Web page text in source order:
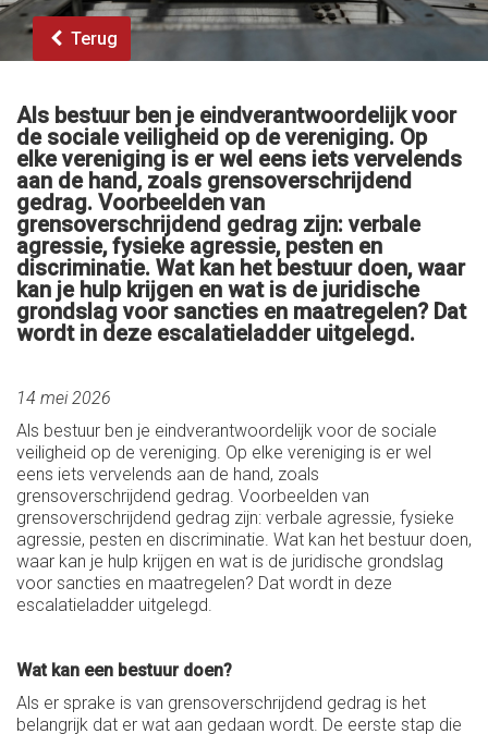
Terug
Als bestuur ben je eindverantwoordelijk voor
de sociale veiligheid op de vereniging. Op
elke vereniging is er wel eens iets vervelends
aan de hand, zoals grensoverschrijdend
gedrag. Voorbeelden van
grensoverschrijdend gedrag zijn: verbale
agressie, fysieke agressie, pesten en
discriminatie. Wat kan het bestuur doen, waar
kan je hulp krijgen en wat is de juridische
grondslag voor sancties en maatregelen? Dat
wordt in deze escalatieladder uitgelegd.
14 mei 2026
Als bestuur ben je eindverantwoordelijk voor de sociale
veiligheid op de vereniging. Op elke vereniging is er wel
eens iets vervelends aan de hand, zoals
grensoverschrijdend gedrag. Voorbeelden van
grensoverschrijdend gedrag zijn: verbale agressie, fysieke
agressie, pesten en discriminatie. Wat kan het bestuur doen,
waar kan je hulp krijgen en wat is de juridische grondslag
voor sancties en maatregelen? Dat wordt in deze
escalatieladder uitgelegd.
Wat kan een bestuur doen?
Als er sprake is van grensoverschrijdend gedrag is het
belangrijk dat er wat aan gedaan wordt. De eerste stap die